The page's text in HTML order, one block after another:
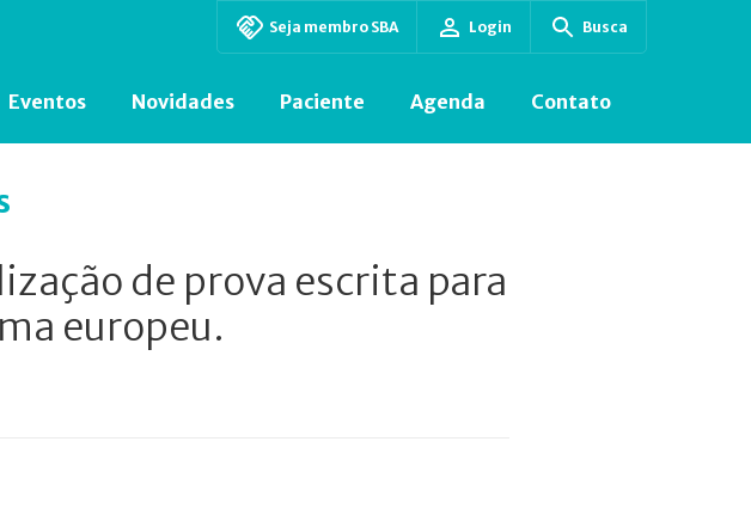
Seja membro SBA Login Busca
Eventos Novidades Paciente Agenda Contato
de prova escrita para
europeu.